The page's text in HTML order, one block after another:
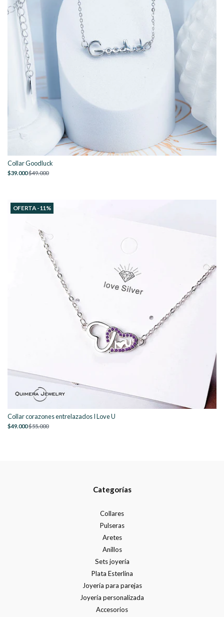
Collar Goodluck
$39.000$49.000
OFERTA -11%
Collar corazones entrelazados I Love U
$49.000$55.000
Categorías
Collares
Pulseras
Aretes
Anillos
Sets joyería
Plata Esterlina
Joyería para parejas
Joyería personalizada
Accesorios